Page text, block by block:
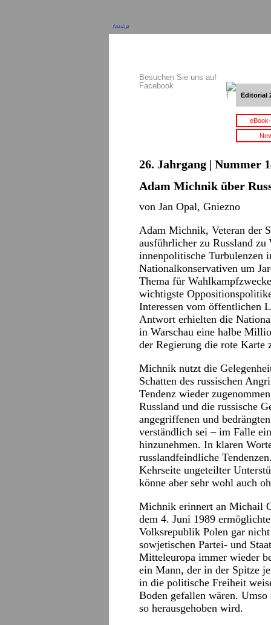
Anzeige
Besuchen Sie uns auf
Facebook
Editorial
26. Jahrgang | Nummer
Adam Michnik über
von Jan Opal, Gniezno
Adam Michnik, Veteran der
ausführlicher zu Russland
innenpolitische Turbulenzen
Nationalkonservativen um
Thema für
wichtigste
Interessen vom öffentlichen
Antwort erhielten die
in Warschau eine halbe
der Regierung die rote Karte
Michnik nutzt die
Schatten des russischen
Tendenz wieder
Russland und die russische
angegriffenen und
verständlich sei – im Falle
hinzunehmen. In klaren
russlandfeindliche
Kehrseite ungeteilter
könne aber sehr wohl auch
Michnik erinnert an Michail
dem 4. Juni 1989
Volksrepublik Polen gar
sowjetischen Partei- und
Mitteleuropa immer wieder
ein Mann, der in der Spitze
in die politische Freiheit
Boden gefallen wären.
so herausgehoben wird.